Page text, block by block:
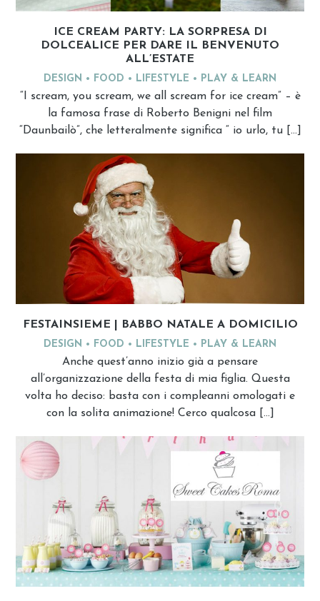
ICE CREAM PARTY: LA SORPRESA DI
DOLCEALICE PER DARE IL BENVENUTO
ALL’ESTATE
DESIGN FOOD LIFESTYLE PLAY & LEARN
“I scream, you scream, we all scream for ice cream” – è
la famosa frase di Roberto Benigni nel film
“Daunbailò”, che letteralmente significa “ io urlo, tu […]
FESTAINSIEME | BABBO NATALE A DOMICILIO
DESIGN FOOD LIFESTYLE PLAY & LEARN
Anche quest’anno inizio già a pensare
all’organizzazione della festa di mia figlia. Questa
volta ho deciso: basta con i compleanni omologati e
con la solita animazione! Cerco qualcosa […]